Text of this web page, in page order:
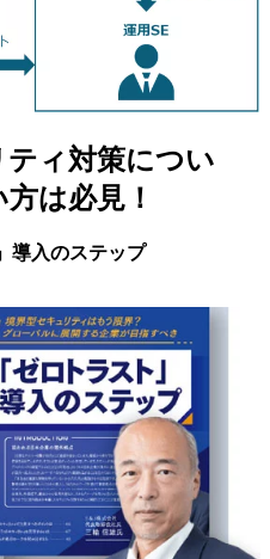
ィ対策につい
は必見！
導入のステップ